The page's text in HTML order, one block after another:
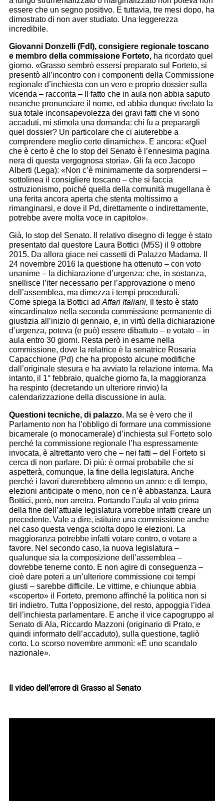
essere che un segno positivo. E tuttavia, tre mesi dopo, ha
dimostrato di non aver studiato. Una leggerezza
incredibile.
Giovanni Donzelli (FdI), consigiere regionale toscano
e membro della commissione Forteto, ha ricordato quel
giorno. «Grasso sembrò essersi preparato sul Forteto, si
presentò all’incontro con i componenti della Commissione
regionale d’inchiesta con un vero e proprio dossier sulla
vicenda – racconta – Il fatto che in aula non abbia saputo
neanche pronunciare il nome, ed abbia dunque rivelato la
sua totale inconsapevolezza dei gravi fatti che vi sono
accaduti, mi stimola una domanda: chi fu a preparargli
quel dossier? Un particolare che ci aiuterebbe a
comprendere meglio certe dinamiche». E ancora: «Quel
che è certo è che lo stop del Senato è l’ennesima pagina
nera di questa vergognosa storia». Gli fa eco Jacopo
Alberti (Lega): «Non c’è minimamente da sorprendersi –
sottolinea il consigliere toscano – che si faccia
ostruzionismo, poiché quella della comunità mugellana è
una ferita ancora aperta che stenta moltissimo a
rimanginarsi, e dove il Pd, direttamente o indirettamente,
potrebbe avere molta voce in capitolo».
Già, lo stop del Senato. Il relativo disegno di legge è stato
presentato dal questore Laura Bottici (M5S) il 9 ottobre
2015. Da allora giace nei cassetti di Palazzo Madama. Il
24 novembre 2016 la questione ha ottenuto – con voto
unanime – la dichiarazione d’urgenza: che, in sostanza,
snellisce l’iter necessario per l’approvazione o meno
dell’assemblea, ma dimezza i tempi procedurali.
Come spiega la Bottici ad Affari Italiani, i l testo è stato
«incardinato» nella seconda commissione permanente di
giustizia all’inizio di gennaio, e, in virtù della dichiarazione
d’urgenza, poteva (e può) essere dibattuto – e votato – in
aula entro 30 giorni. Resta però in esame nella
commissione, dove la relatrice è la senatrice Rosaria
Capacchione (Pd) che ha proposto alcune modifiche
dall’originale stesura e ha avviato la relazione interna. Ma
intanto, il 1° febbraio, qualche giorno fa, la maggioranza
ha respinto (decretando un ulteriore rinvio) la
calendarizzazione della discussione in aula.
Questioni tecniche, di palazzo. Ma se è vero che il
Parlamento non ha l’obbligo di formare una commissione
bicamerale (o monocamerale) d’inchiesta sul Forteto solo
perché la commissione regionale l’ha espressamente
invocata, è altrettanto vero che – nei fatti – del Forteto si
cerca di non parlare. Di più: è ormai probabile che si
aspetterà, comunque, la fine della legislatura. Anche
perché i lavori durerebbero almeno un anno: e di tempo,
elezioni anticipate o meno, non ce n’è abbastanza. Laura
Bottici, però, non arretra. Portando l’aula al voto prima
della fine dell’attuale legislatura vorrebbe infatti creare un
precedente. Vale a dire, istituire una commissione anche
nel caso questa venga sciolta dopo le elezioni. La
maggioranza potrebbe infatti votare contro, o votare a
favore. Nel secondo caso, la nuova legislatura –
qualunque sia la composizione dell’assemblea –
dovrebbe tenerne conto. E non agire di conseguenza –
cioè dare poteri a un’ulteriore commissione coi tempi
giusti – sarebbe difficile. Le vittime, e chiunque abbia
«scoperto» il Forteto, premono affinché la politica non si
tiri indietro. Tutta l’opposizione, del resto, appoggia l’idea
dell’inchiesta parlamentare. E anche il vice capogruppo al
Senato di Ala, Riccardo Mazzoni (originario di Prato, e
quindi informato dell’accaduto), sulla questione, tagliò
corto. Lo scorso novembre ammonì: «È uno scandalo
nazionale».
Il video dell’errore di Grasso al Senato